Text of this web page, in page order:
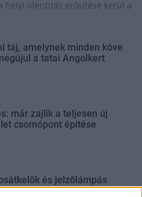
helyi identitás erősítése kerül a
táj, amelynek minden köve
a tatai Angolkert
már zajlik a teljesen új
csomópont építése
és jelzőlámpás
épül Angyalföldön